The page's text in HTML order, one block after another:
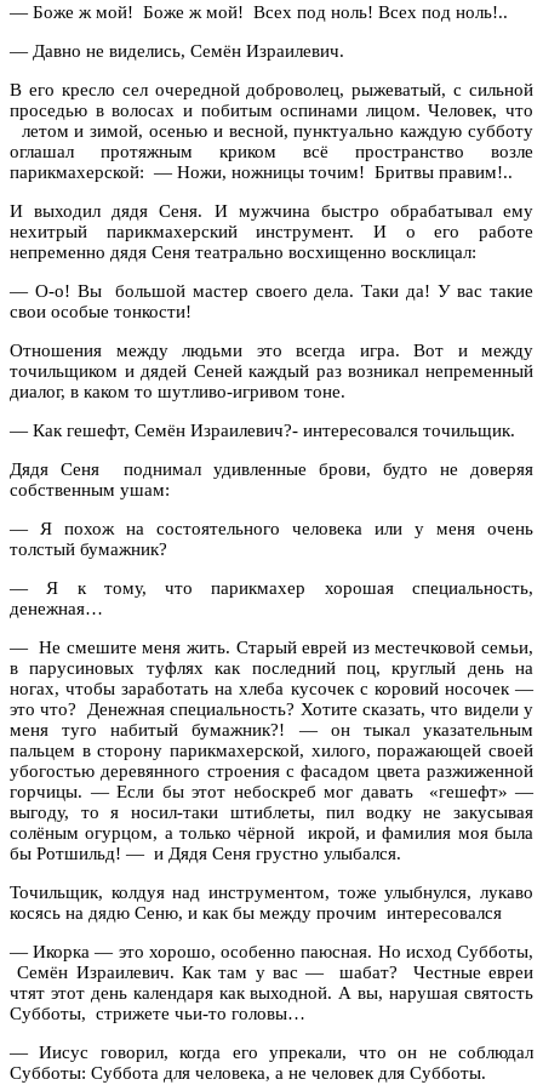
— Боже ж мой! Боже ж мой! Всех под ноль! Всех под ноль!..
— Давно не виделись, Семён Израилевич.
В его кресло сел очередной доброволец, рыжеватый, с сильной
проседью в волосах и побитым оспинами лицом. Человек, что
летом и зимой, осенью и весной, пунктуально каждую субботу
оглашал протяжным криком всё пространство возле
парикмахерской: — Ножи, ножницы точим! Бритвы правим!..
И выходил дядя Сеня. И мужчина быстро обрабатывал ему
нехитрый парикмахерский инструмент. И о его работе
непременно дядя Сеня театрально восхищенно восклицал:
— О-о! Вы большой мастер своего дела. Таки да! У вас такие
свои особые тонкости!
Отношения между людьми это всегда игра. Вот и между
точильщиком и дядей Сеней каждый раз возникал непременный
диалог, в каком то шутливо-игривом тоне.
— Как гешефт, Семён Израилевич?- интересовался точильщик.
Дядя Сеня поднимал удивленные брови, будто не доверяя
собственным ушам:
— Я похож на состоятельного человека или у меня очень
толстый бумажник?
— Я к тому, что парикмахер хорошая специальность,
денежная…
— Не смешите меня жить. Старый еврей из местечковой семьи,
в парусиновых туфлях как последний поц, круглый день на
ногах, чтобы заработать на хлеба кусочек с коровий носочек —
это что? Денежная специальность? Хотите сказать, что видели у
меня туго набитый бумажник?! — он тыкал указательным
пальцем в сторону парикмахерской, хилого, поражающей своей
убогостью деревянного строения с фасадом цвета разжиженной
горчицы. — Если бы этот небоскреб мог давать «гешефт» —
выгоду, то я носил-таки штиблеты, пил водку не закусывая
солёным огурцом, а только чёрной икрой, и фамилия моя была
бы Ротшильд! — и Дядя Сеня грустно улыбался.
Точильщик, колдуя над инструментом, тоже улыбнулся, лукаво
косясь на дядю Сеню, и как бы между прочим интересовался
— Икорка — это хорошо, особенно паюсная. Но исход Субботы,
Семён Израилевич. Как там у вас — шабат? Честные евреи
чтят этот день календаря как выходной. А вы, нарушая святость
Субботы, стрижете чьи-то головы…
— Иисус говорил, когда его упрекали, что он не соблюдал
Субботы: Суббота для человека, а не человек для Субботы.